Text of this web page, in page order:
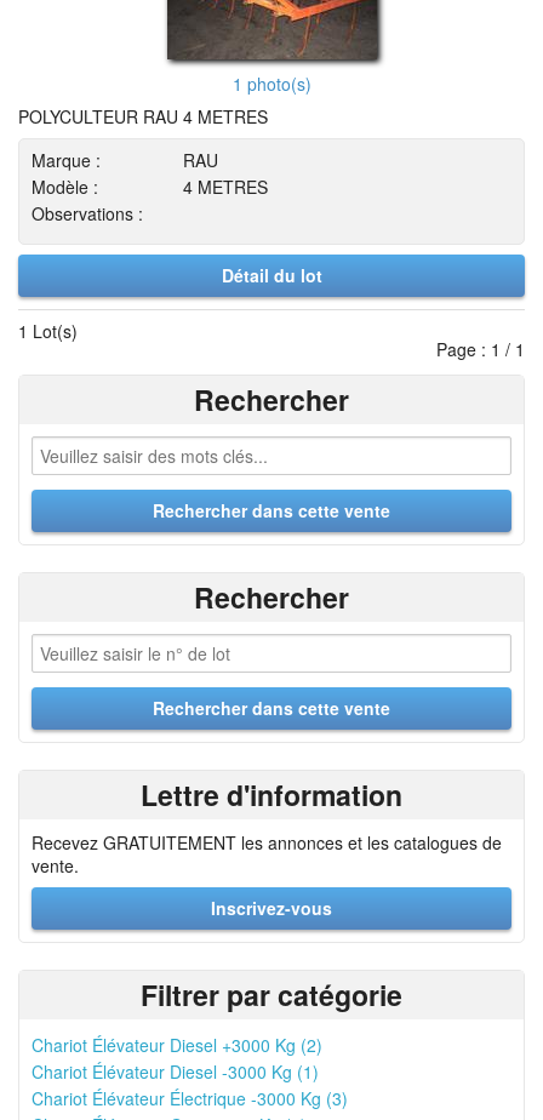
1 photo(s)
POLYCULTEUR RAU 4 METRES
Marque :
RAU
Modèle :
4 METRES
Observations :
Détail du lot
1 Lot(s)
Page : 1 / 1
Rechercher
Rechercher
Lettre d'information
Recevez GRATUITEMENT les annonces et les catalogues de
vente.
Inscrivez-vous
Filtrer par catégorie
Chariot Élévateur Diesel +3000 Kg (2)
Chariot Élévateur Diesel -3000 Kg (1)
Chariot Élévateur Électrique -3000 Kg (3)